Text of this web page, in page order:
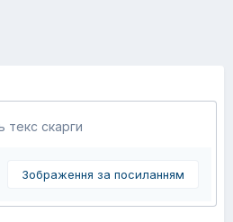
текс скарги
Зображення за посиланням